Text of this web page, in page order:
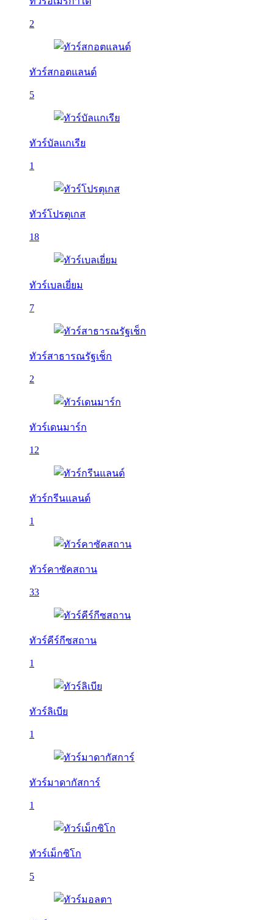
2
ทัวร์สกอตแลนด์
5
ทัวร์บัลเเกเรีย
1
ทัวร์โปรตุเกส
18
ทัวร์เบลเยี่ยม
7
ทัวร์สาธารณรัฐเช็ก
2
ทัวร์เดนมาร์ก
12
ทัวร์กรีนแลนด์
1
ทัวร์คาซัคสถาน
33
ทัวร์คีร์กีซสถาน
1
ทัวร์ลิเบีย
1
ทัวร์มาดากัสการ์
1
ทัวร์เม็กซิโก
5